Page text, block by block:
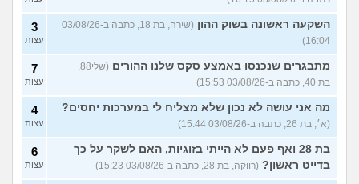
השקעה ראשונה בשוק ההון
(שירה, בת 18, כתבה ב-03/08/26
16:04)
3
עצות
מתבגרים שנכנסו באמצע סקס שלנו ההורים
(שלי88,
בת 40, כתבה ב-03/08/26 15:53)
7
עצות
מה אני עושה לא נכון שלא מצליח לי במערכות יחסים?
(א׳, בת 26, כתבה ב-03/08/26 15:44)
4
עצות
בת 28 ואף פעם לא הייתי בזוגיות, האם לשקר על כך
בדייט ראשון? (רווקה, בת 28, כתבה ב-03/08/26 15:23)
6
עצות